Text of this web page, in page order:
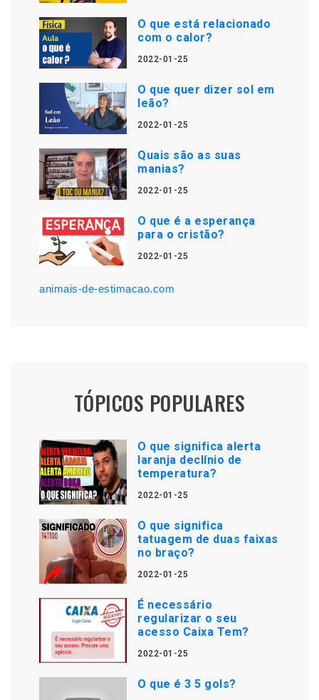
O que está relacionado
com o calor?
2022-01-25
O que quer dizer sol em
leão?
2022-01-25
Quais são as suas
manias?
2022-01-25
O que é a esperança
para o cristão?
2022-01-25
animais-de-estimacao.com
TÓPICOS POPULARES
O que significa alerta
laranja declínio de
temperatura?
2022-01-25
O que significa
tatuagem de duas faixas
no braço?
2022-01-25
É necessário
regularizar o seu
acesso Caixa Tem?
2022-01-25
O que é 3 5 gols?